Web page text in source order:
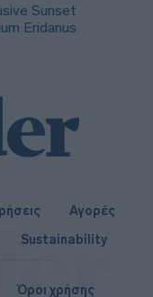
Sunset
Eridanus
Αγορές
Sustainability
Όροι χρήσης